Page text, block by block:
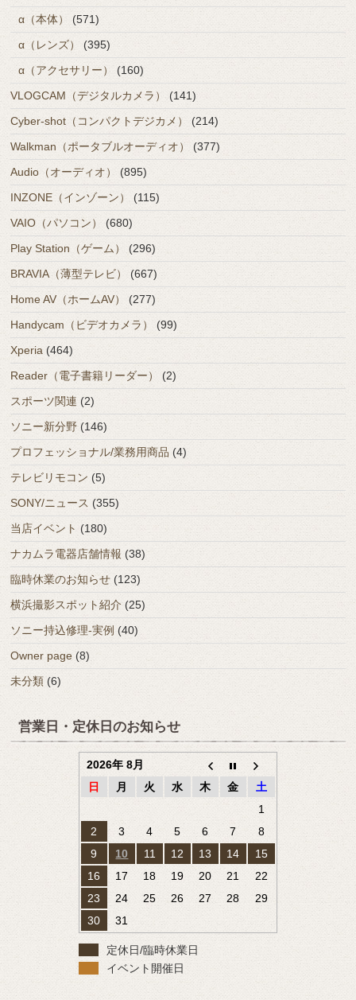
α（本体）
(571)
α（レンズ）
(395)
α（アクセサリー）
(160)
VLOGCAM（デジタルカメラ）
(141)
Cyber-shot（コンパクトデジカメ）
(214)
Walkman（ポータブルオーディオ）
(377)
Audio（オーディオ）
(895)
INZONE（インゾーン）
(115)
VAIO（パソコン）
(680)
Play Station（ゲーム）
(296)
BRAVIA（薄型テレビ）
(667)
Home AV（ホームAV）
(277)
Handycam（ビデオカメラ）
(99)
Xperia (464)
Reader（電子書籍リーダー） (2)
スポーツ関連 (2)
ソニー新分野 (146)
プロフェッショナル/業務用商品 (4)
テレビリモコン (5)
SONY/ニュース (355)
当店イベント (180)
ナカムラ電器店舗情報 (38)
臨時休業のお知らせ (123)
横浜撮影スポット紹介(25)
ソニー持込修理-実例 (40)
Owner page (8)
未分類 (6)
営業日・定休日のお知らせ
2026年 8月
日
月 火 水 木 金
土
1
2
3 4 5 6 7
8
9
10 11 12 13 14
15
16
17 18 19 20 21
22
23
24 25 26 27 28
29
30
31
定休日/臨時休業日
イベント開催日